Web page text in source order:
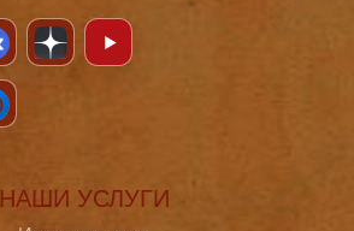
НАШИ УСЛУГИ